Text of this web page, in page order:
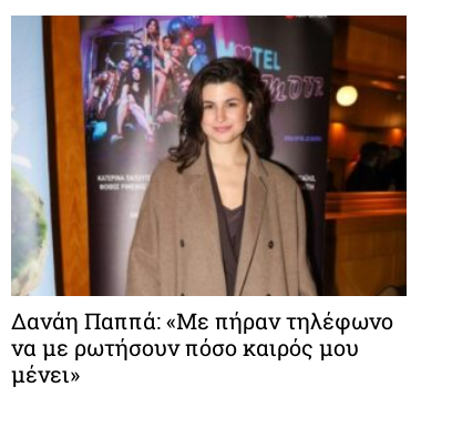
Δανάη Παππά: «Με πήραν τηλέφωνο
να με ρωτήσουν πόσο καιρός μου
μένει»